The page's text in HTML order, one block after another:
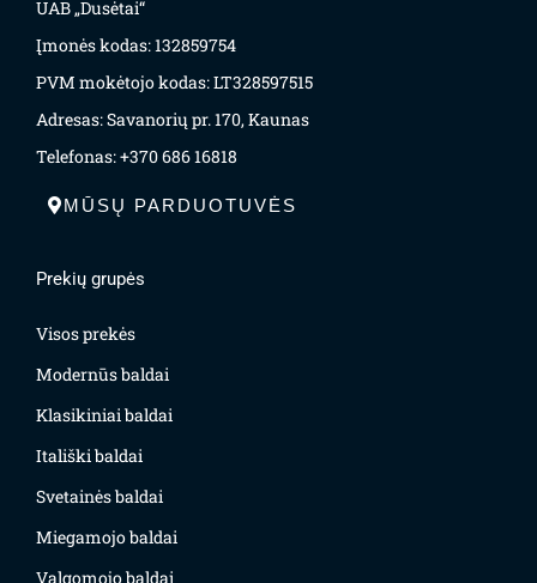
UAB „Dusėtai“
Įmonės kodas: 132859754
PVM mokėtojo kodas: LT328597515
Adresas: Savanorių pr. 170, Kaunas
Telefonas: +370 686 16818
MŪSŲ PARDUOTUVĖS
Prekių grupės
Visos prekės
Modernūs baldai
Klasikiniai baldai
Itališki baldai
Svetainės baldai
Miegamojo baldai
Valgomojo baldai